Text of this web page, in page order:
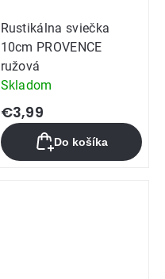
Rustikálna sviečka
10cm PROVENCE
ružová
Skladom
€3,99
Do košíka